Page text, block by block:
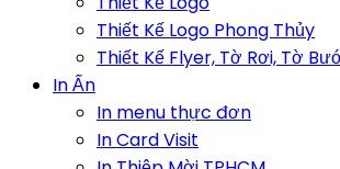
Thiết Kế Logo Phong Thủy
Thiết Kế Flyer, Tờ Rơi, Tờ
In Ấn
In menu thực đơn
In Card Visit